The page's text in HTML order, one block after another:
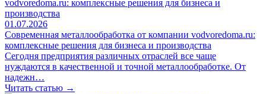
01.07.2026
Современная металлообработка от компании vodvoredoma.ru:
комплексные решения для бизнеса и производства
Сегодня предприятия различных отраслей все чаще
нуждаются в качественной и точной металлообработке. От
надежн…
Читать статью →